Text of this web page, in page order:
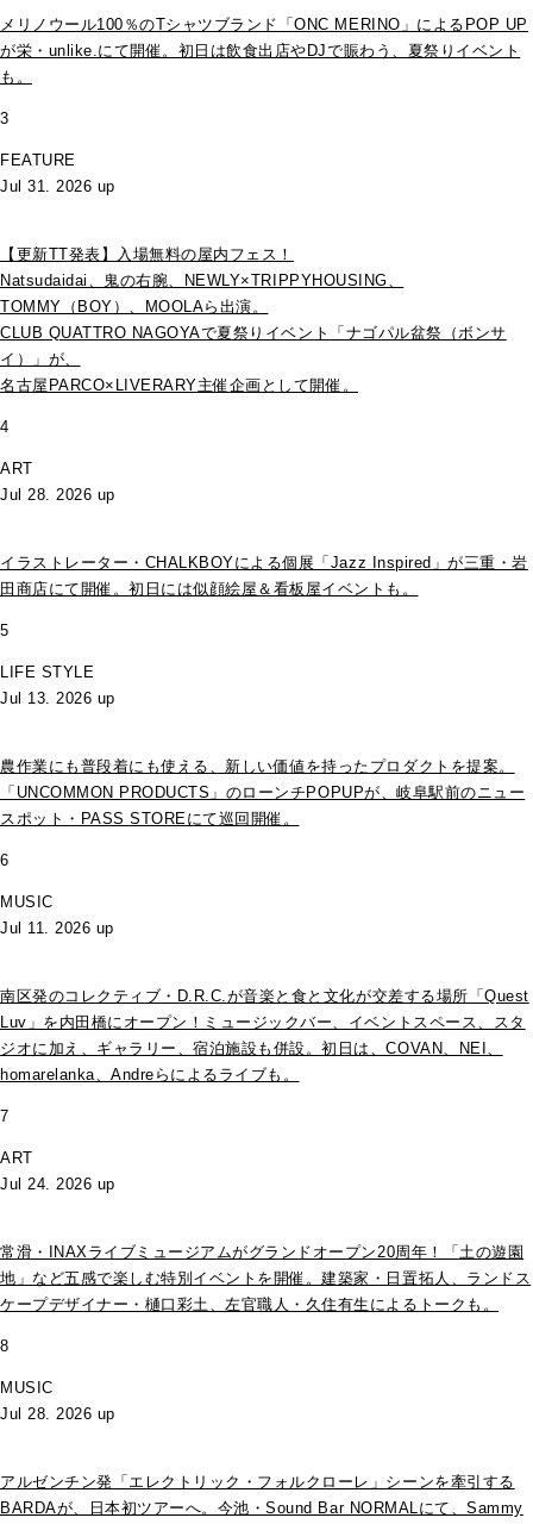
メリノウール100％のTシャツブランド「ONC MERINO」によるPOP UP
が栄・unlike.にて開催。初日は飲食出店やDJで賑わう、夏祭りイベント
も。
3
FEATURE
Jul 31. 2026 up
【更新TT発表】入場無料の屋内フェス！
Natsudaidai、鬼の右腕、NEWLY×TRIPPYHOUSING、
TOMMY（BOY）、MOOLAら出演。
CLUB QUATTRO NAGOYAで夏祭りイベント「ナゴパル盆祭（ボンサ
イ）」が、
名古屋PARCO×LIVERARY主催企画として開催。
4
ART
Jul 28. 2026 up
イラストレーター・CHALKBOYによる個展「Jazz Inspired」が三重・岩
田商店にて開催。初日には似顔絵屋＆看板屋イベントも。
5
LIFE STYLE
Jul 13. 2026 up
農作業にも普段着にも使える、新しい価値を持ったプロダクトを提案。
「UNCOMMON PRODUCTS」のローンチPOPUPが、岐阜駅前のニュー
スポット・PASS STOREにて巡回開催。
6
MUSIC
Jul 11. 2026 up
南区発のコレクティブ・D.R.C.が⾳楽と⾷と⽂化が交差する場所「Quest
Luv」を内田橋にオープン！ミュージックバー、イベントスペース、スタ
ジオに加え、ギャラリー、宿泊施設も併設。初日は、COVAN、NEI、
homarelanka、Andreらによるライブも。
7
ART
Jul 24. 2026 up
常滑・INAXライブミュージアムがグランドオープン20周年！「土の遊園
地」など五感で楽しむ特別イベントを開催。建築家・日置拓人、ランドス
ケープデザイナー・樋口彩土、左官職人・久住有生によるトークも。
8
MUSIC
Jul 28. 2026 up
アルゼンチン発「エレクトリック・フォルクローレ」シーンを牽引する
BARDAが、日本初ツアーへ。今池・Sound Bar NORMALにて、Sammy